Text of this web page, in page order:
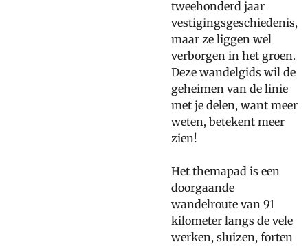
tweehonderd jaar
vestigingsgeschiedenis,
maar ze liggen wel
verborgen in het groen.
Deze wandelgids wil de
geheimen van de linie
met je delen, want meer
weten, betekent meer
zien!
Het themapad is een
doorgaande
wandelroute van 91
kilometer langs de vele
werken, sluizen, forten